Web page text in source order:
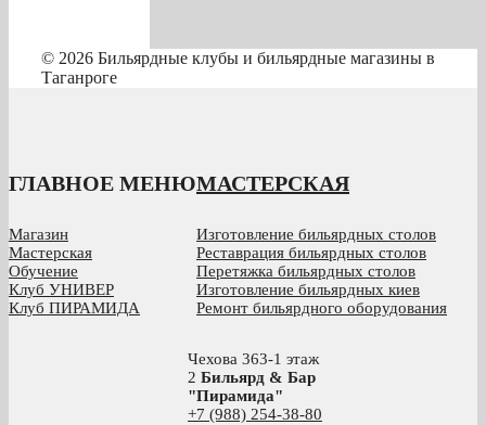
© 2026 Бильярдные клубы и бильярдные магазины в
Таганроге
ГЛАВНОЕ МЕНЮ
Магазин
Мастерская
Обучение
Клуб УНИВЕР
Клуб ПИРАМИДА
МАСТЕРСКАЯ
Изготовление бильярдных столов
Реставрация бильярдных столов
Перетяжка бильярдных столов
Изготовление бильярдных киев
Ремонт бильярдного оборудования
Чехова 363-1 этаж
2 Бильярд & Бар
"Пирамида"
+7 (988) 254-38-80